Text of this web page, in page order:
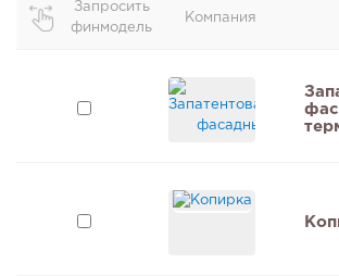
Запросить
финмодель
Компания